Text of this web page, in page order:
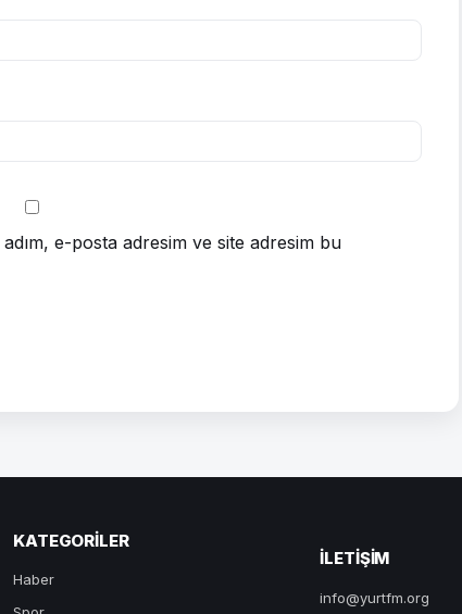
e-posta adresim ve site adresim bu
KATEGORILER
Haber
ILETIŞIM
info@yurtfm.org